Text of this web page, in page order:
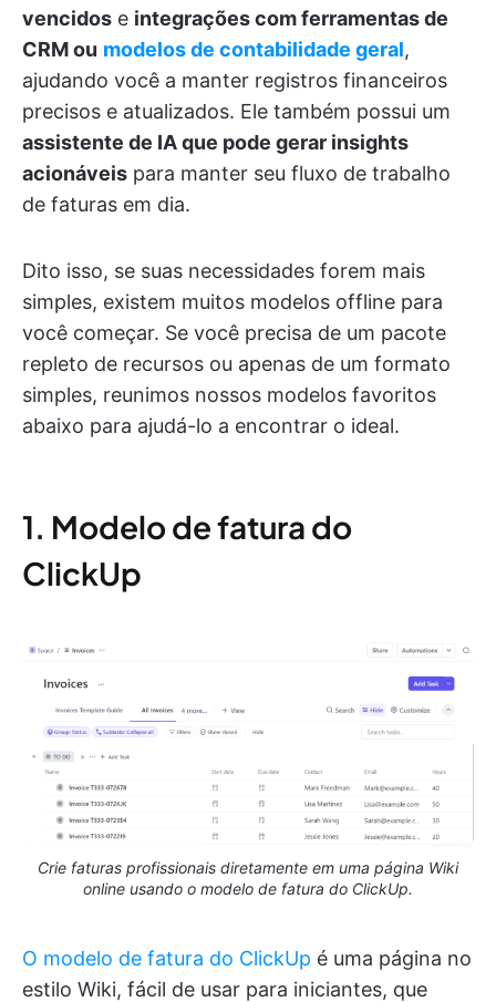
vencidos e integrações com ferramentas de
CRM ou modelos de contabilidade geral,
ajudando você a manter registros financeiros
precisos e atualizados. Ele também possui um
assistente de IA que pode gerar insights
acionáveis para manter seu fluxo de trabalho
de faturas em dia.
Dito isso, se suas necessidades forem mais
simples, existem muitos modelos offline para
você começar. Se você precisa de um pacote
repleto de recursos ou apenas de um formato
simples, reunimos nossos modelos favoritos
abaixo para ajudá-lo a encontrar o ideal.
1. Modelo de fatura do
ClickUp
Crie faturas profissionais diretamente em uma página Wiki
online usando o modelo de fatura do ClickUp.
O modelo de fatura do ClickUp é uma página no
estilo Wiki, fácil de usar para iniciantes, que